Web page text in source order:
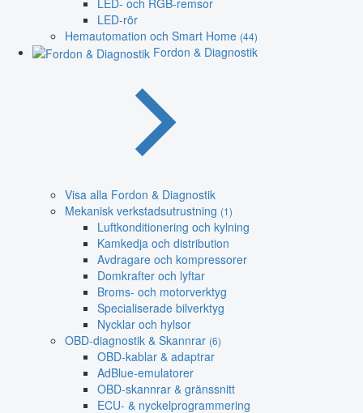
LED-rör
Hemautomation och Smart Home (44)
Fordon & Diagnostik
Visa alla Fordon & Diagnostik
Mekanisk verkstadsutrustning (1)
Luftkonditionering och kylning
Kamkedja och distribution
Avdragare och kompressorer
Domkrafter och lyftar
Broms- och motorverktyg
Specialiserade bilverktyg
Nycklar och hylsor
OBD-diagnostik & Skannrar (6)
OBD-kablar & adaptrar
AdBlue-emulatorer
OBD-skannrar & gränssnitt
ECU- & nyckelprogrammering